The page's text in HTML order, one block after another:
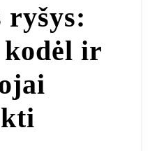
ryšys:
ir